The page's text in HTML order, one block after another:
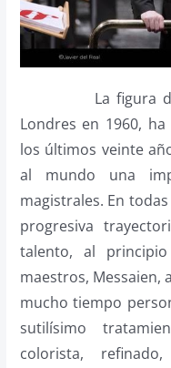
La figura de
Londres en 1960,
los últimos veinte
al mundo una
magistrales. En
progresiva
talento, al
maestros, Messaien,
mucho tiempo
sutilísimo
colorista,